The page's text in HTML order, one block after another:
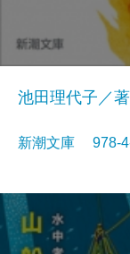
池田理代子／著
新潮文庫 978-